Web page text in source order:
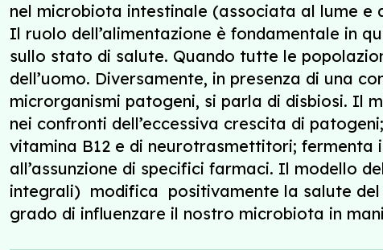
nel microbiota intestinale (associata al lume e
Il ruolo dell’alimentazione è fondamentale in
sullo stato di salute. Quando tutte le
dell’uomo. Diversamente, in presenza di una
microrganismi patogeni, si parla di disbiosi. Il
nei confronti dell’eccessiva crescita di
vitamina B12 e di neurotrasmettitori;
all’assunzione di specifici farmaci. Il modello
integrali) modifica positivamente la salute del
grado di influenzare il nostro microbiota in